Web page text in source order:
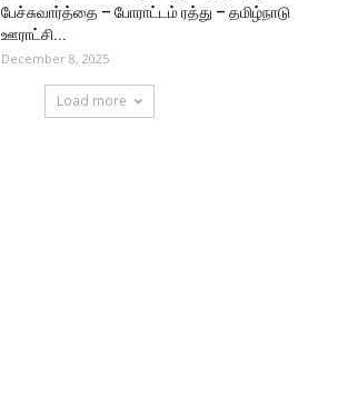
பேச்சுவார்த்தை – போராட்டம் ரத்து – தமிழ்நாடு
ஊராட்சி...
December 8, 2025
Load more